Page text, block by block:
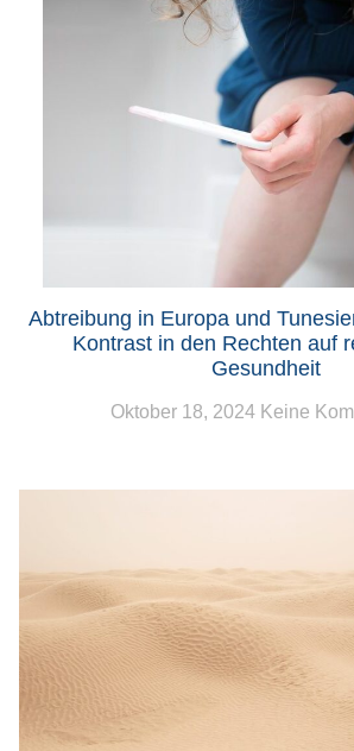
Abtreibung in Europa und
Kontrast in den Rechten auf
Gesundheit
Oktober 18, 2024 Keine